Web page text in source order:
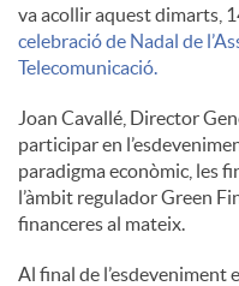
s
va acollir aquest dimarts,
celebració de Nadal de
Telecomunicació.
Joan Cavallé, Director
participar en
paradigma econòmic, les
l’àmbit regulador Green
financeres al mateix.
Al final de l’esdeveniment